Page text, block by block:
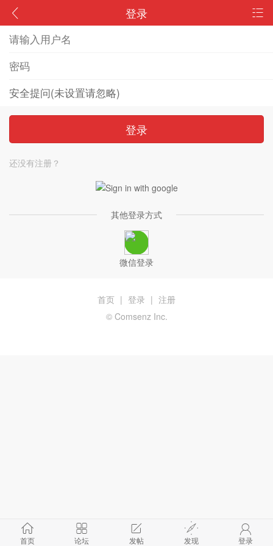
登录
登录
还没有注册？
其他登录方式
微信登录
首页 论坛 发帖 发现 登录
首页 | 登录 | 注册
© Comsenz Inc.